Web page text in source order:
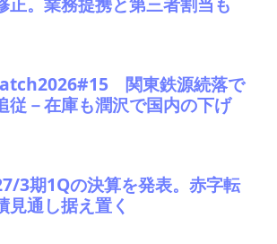
関東鉄源続落で
従－在庫も潤沢で国内の下げ
3期1Qの決算を発表。赤字転
見通し据え置く